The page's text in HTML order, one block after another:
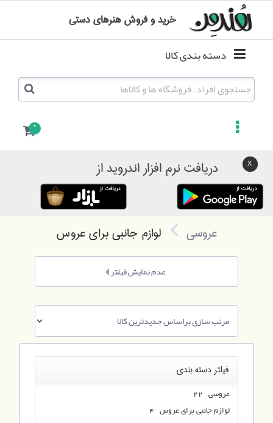
0
خرید و فروش هنرهای دستی
دریافت نرم افزار اندروید از
عروسی لوازم جانبی برای عروس
عدم نمایش فیلتر
فیلتر دسته بندی
عروسی 22
لوازم جانبی برای عروس 4